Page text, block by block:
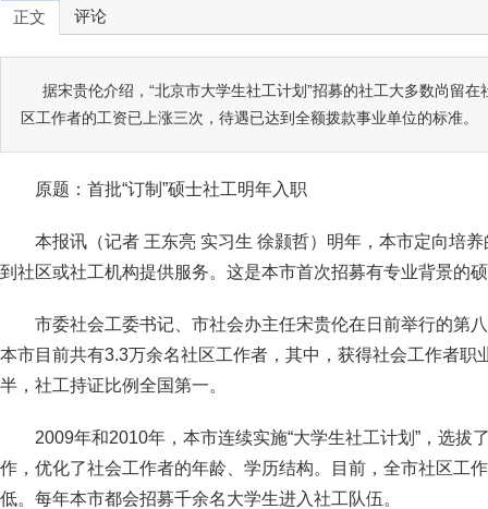
正文 评论
据宋贵伦介绍，“北京市大学生社工计划”招募的社工大多数尚留
区工作者的工资已上涨三次，待遇已达到全额拨款事业单位的标准。
原题：首批“订制”硕士社工明年入职
本报讯（记者 王东亮 实习生 徐颢哲）明年，本市定向培
到社区或社工机构提供服务。这是本市首次招募有专业背景的
市委社会工委书记、市社会办主任宋贵伦在日前举行的第
本市目前共有3.3万余名社区工作者，其中，获得社会工作者职
半，社工持证比例全国第一。
2009年和2010年，本市连续实施“大学生社工计划”，选拔
作，优化了社会工作者的年龄、学历结构。目前，全市社区工
低。每年本市都会招募千余名大学生进入社工队伍。